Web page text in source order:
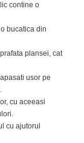
contine o
bucatica din
plansei, cat
usor pe
cu aceeasi
cu ajutorul